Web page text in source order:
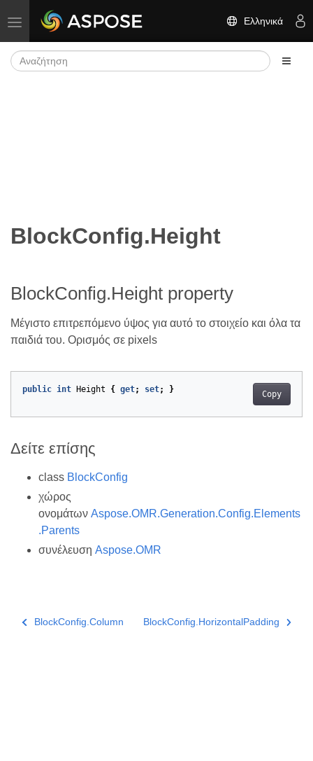
Εναλλαγή πλοήγησης Ελληνικά
BlockConfig.Height
BlockConfig.Height property
Μέγιστο επιτρεπόμενο ύψος για αυτό το στοιχείο και όλα τα
παιδιά του. Ορισμός σε pixels
Copy
public int Height { get; set; }
Δείτε επίσης
class BlockConfig
χώρος
ονομάτων Aspose.OMR.Generation.Config.Elements
.Parents
συνέλευση Aspose.OMR
BlockConfig.Column BlockConfig.HorizontalPadding